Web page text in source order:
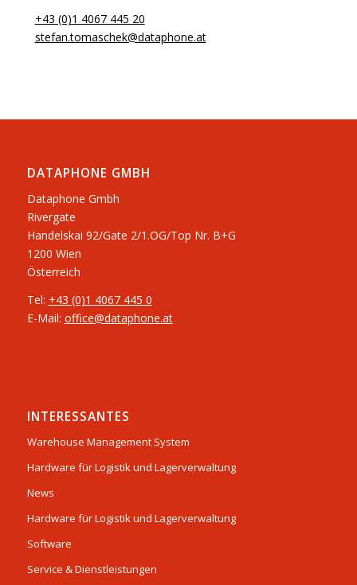
+43 (0)1 4067 445 20
stefan.tomaschek@dataphone.at
DATAPHONE GMBH
Dataphone Gmbh
Rivergate
​Handelskai 92/Gate 2/1.OG/Top Nr. B+G
1200 Wien
Österreich
Tel: +43 (0)1 4067 445 0
E-Mail: office@dataphone.at
INTERESSANTES
Warehouse Management System
Hardware für Logistik und Lagerverwaltung
News
Hardware für Logistik und Lagerverwaltung
Software
Service & Dienstleistungen